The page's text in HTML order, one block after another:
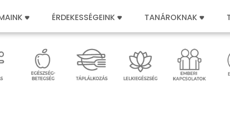
ÉRDEKESSÉGEINK TANÁROKNAK